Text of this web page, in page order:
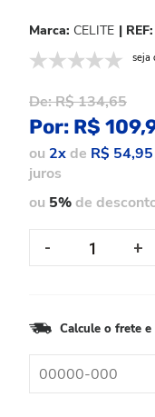
CELITE
seja
De:R$ 134,65
Por: R$
ou 2xde R$ 54,95
juros
ou 5%de
Calcule o frete